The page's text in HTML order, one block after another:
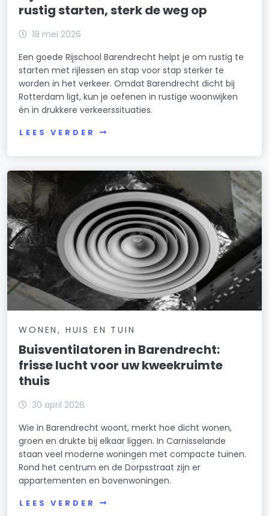
rustig starten, sterk de weg op
18 mei 2026
Een goede Rijschool Barendrecht helpt je om rustig te
starten met rijlessen en stap voor stap sterker te
worden in het verkeer. Omdat Barendrecht dicht bij
Rotterdam ligt, kun je oefenen in rustige woonwijken
én in drukkere verkeerssituaties.
LEES VERDER
WONEN, HUIS EN TUIN
Buisventilatoren in Barendrecht:
frisse lucht voor uw kweekruimte
thuis
30 april 2026
Wie in Barendrecht woont, merkt hoe dicht wonen,
groen en drukte bij elkaar liggen. In Carnisselande
staan veel moderne woningen met compacte tuinen.
Rond het centrum en de Dorpsstraat zijn er
appartementen en bovenwoningen.
LEES VERDER